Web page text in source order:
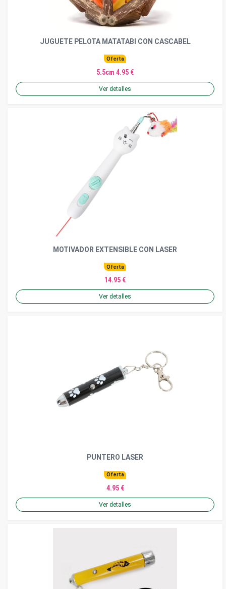
JUGUETE PELOTA MATATABI CON CASCABEL
Oferta
5.5cm 4.95 €
Ver detalles
MOTIVADOR EXTENSIBLE CON LASER
Oferta
14.95 €
Ver detalles
PUNTERO LASER
Oferta
4.95 €
Ver detalles